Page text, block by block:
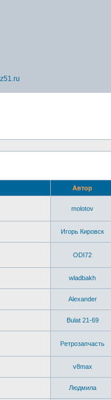
Автор
molotov
Игорь Кировск
ODI72
wladbakh
Alexander
Bulat 21-69
Ретрозапчасть
v8max
Людмила